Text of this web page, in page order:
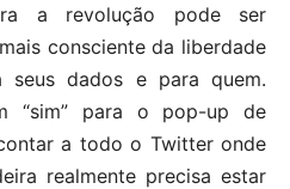
a revolução pode ser
consciente da liberdade
seus dados e para quem.
“sim” para o pop-up de
a todo o Twitter onde
realmente precisa estar